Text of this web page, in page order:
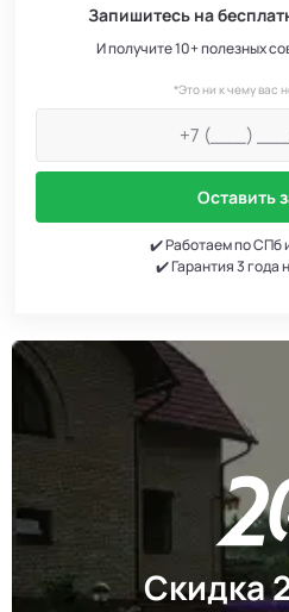
Запишитесь на
И получите 10+ полезных
*Это ни к чему вас
Оставить
✔️ Работаем по СПб
✔️ Гарантия 3 года
Скидка